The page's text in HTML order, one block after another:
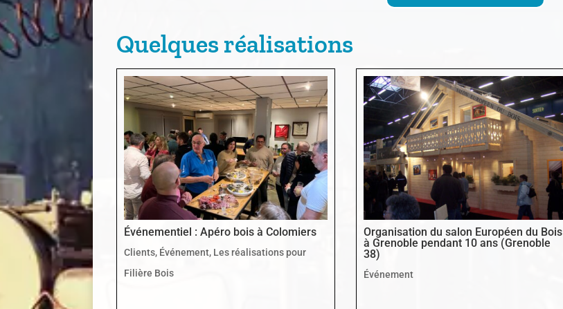
Quelques réalisations
Événementiel : Apéro bois à Colomiers
Clients, Événement, Les réalisations pour
Filière Bois
Organisation du salon Européen du Bois
à Grenoble pendant 10 ans (Grenoble
38)
Événement